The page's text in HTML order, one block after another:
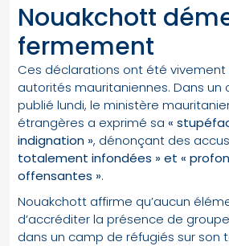
Nouakchott
fermement
Ces déclarations ont été
autorités mauritaniennes. Dans un
publié lundi, le ministère
étrangères a exprimé sa «
indignation », dénonçant des
totalement infondées » et «
offensantes ».
Nouakchott affirme qu’aucun
d’accréditer la présence de
dans un camp de réfugiés sur son